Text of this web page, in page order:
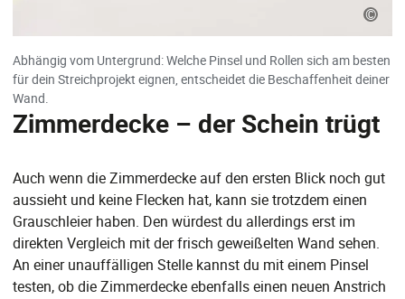
©
Abhängig vom Untergrund: Welche Pinsel und Rollen sich am besten
für dein Streichprojekt eignen, entscheidet die Beschaffenheit deiner
Wand.
Zimmerdecke – der Schein trügt
Auch wenn die Zimmerdecke auf den ersten Blick noch gut
aussieht und keine Flecken hat, kann sie trotzdem einen
Grauschleier haben. Den würdest du allerdings erst im
direkten Vergleich mit der frisch geweißelten Wand sehen.
An einer unauffälligen Stelle kannst du mit einem Pinsel
testen, ob die Zimmerdecke ebenfalls einen neuen Anstrich